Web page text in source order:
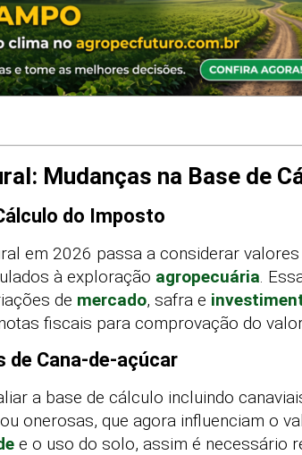
Mudanças na Base de
do Imposto
em 2026 passa a considerar
à exploração agropecuária.
de mercado, safra e
fiscais para comprovação do
de Cana-de-açúcar
a base de cálculo incluindo
onerosas, que agora influenciam o
e o uso do solo, assim é necessário